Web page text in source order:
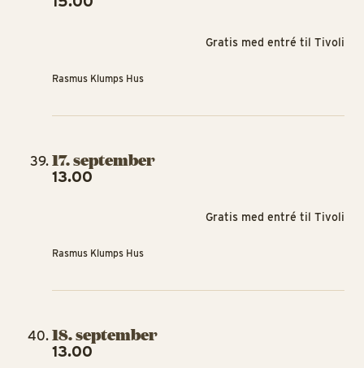
Rasmus Klumps Hus
Gratis med entré til Tivoli
17. september
13.00
Rasmus Klumps Hus
Gratis med entré til Tivoli
18. september
13.00